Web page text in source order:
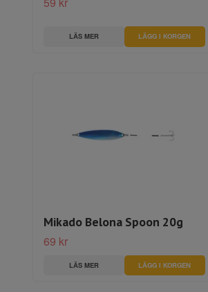
LÄS MER LÄGG I KORGEN
Mikado Belona Spoon 20g
69 kr
LÄS MER LÄGG I KORGEN